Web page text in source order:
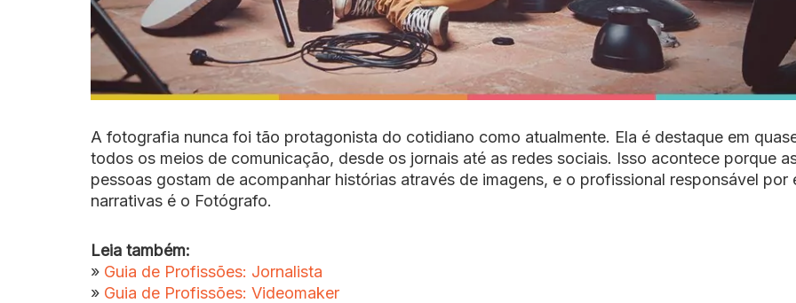
A fotografia nunca foi tão protagonista do cotidiano como atualmente. Ela é destaque em
todos os meios de comunicação, desde os jornais até as redes sociais. Isso acontece porque
pessoas gostam de acompanhar histórias através de imagens, e o profissional responsável por
narrativas é o Fotógrafo.
Leia também:
» Guia de Profissões: Jornalista
» Guia de Profissões: Videomaker